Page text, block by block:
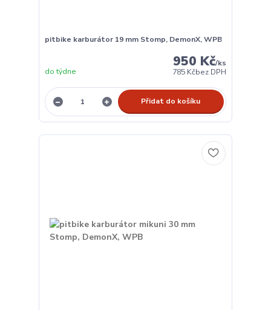
pitbike karburátor 19 mm Stomp, DemonX, WPB
950 Kč/ks
785 Kčbez DPH
do týdne
Přidat do košíku